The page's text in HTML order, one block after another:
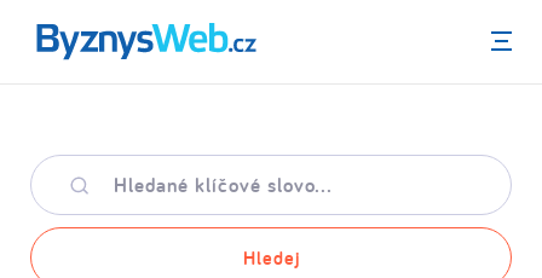
Menu
Hledané
klíčové
slovo
Hledej